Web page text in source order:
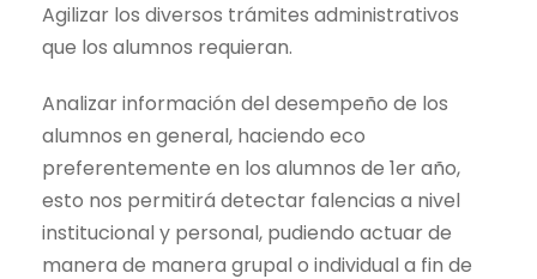
Agilizar los diversos trámites administrativos
que los alumnos requieran.
Analizar información del desempeño de los
alumnos en general, haciendo eco
preferentemente en los alumnos de 1er año,
esto nos permitirá detectar falencias a nivel
institucional y personal, pudiendo actuar de
manera de manera grupal o individual a fin de